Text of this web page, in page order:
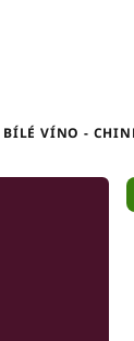
BÍLÉ VÍNO -